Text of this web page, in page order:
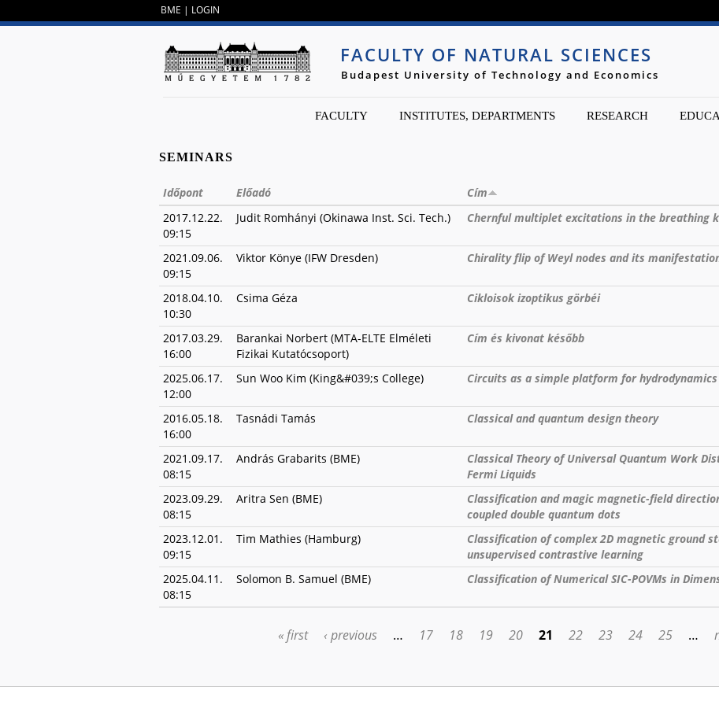
BME | LOGIN
FACULTY OF NATURAL SCIENCES
Budapest University of Technology and Economics
FACULTY INSTITUTES, DEPARTMENTS RESEARCH
SEMINARS
Időpont Előadó Cím
2017.12.22.
09:15
Judit Romhányi (Okinawa Inst. Sci. Tech.) Chernful multiplet excitations in the breathing
2021.09.06.
09:15
Viktor Könye (IFW Dresden) Chirality flip of Weyl nodes and its
2018.04.10.
10:30
Csima Géza Cikloisok izoptikus görbéi
2017.03.29.
16:00
Barankai Norbert (MTA-ELTE Elméleti
Fizikai Kutatócsoport)
Cím és kivonat később
2025.06.17.
12:00
Sun Woo Kim (King&#039;s College) Circuits as a simple platform for hydrodynamics
2016.05.18.
16:00
Tasnádi Tamás Classical and quantum design theory
2021.09.17.
08:15
András Grabarits (BME)
Classical Theory of Universal Quantum Work
Fermi Liquids
2023.09.29.
08:15
Aritra Sen (BME)
Classification and magic magnetic-field
coupled double quantum dots
2023.12.01.
09:15
Tim Mathies (Hamburg)
Classification of complex 2D magnetic ground
unsupervised contrastive learning
2025.04.11.
08:15
Solomon B. Samuel (BME) Classification of Numerical SIC-POVMs in
« first ‹ previous … 17 18 19 20 21 22 23 24 25 …